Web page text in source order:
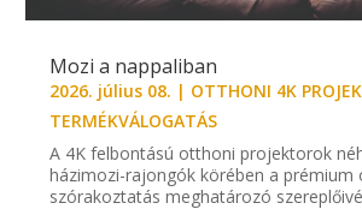
Mozi a nappaliban
2026. július 08. | OTTHONI 4K
TERMÉKVÁLOGATÁS
A 4K felbontású otthoni projektorok
házimozi-rajongók körében a prémium
szórakoztatás meghatározó